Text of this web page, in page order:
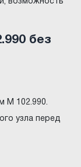
без
M 102.990.
узла перед